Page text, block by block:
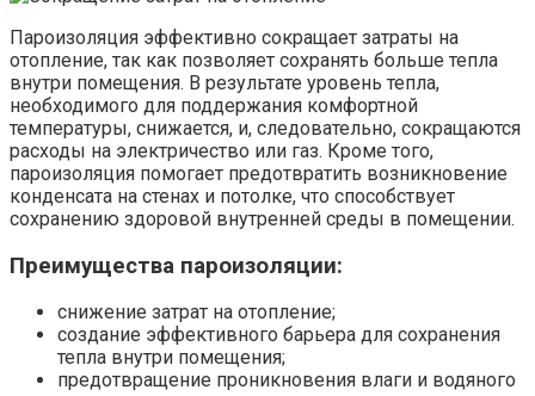
Пароизоляция эффективно сокращает затраты на
отопление, так как позволяет сохранять больше тепла
внутри помещения. В результате уровень тепла,
необходимого для поддержания комфортной
температуры, снижается, и, следовательно, сокращаются
расходы на электричество или газ. Кроме того,
пароизоляция помогает предотвратить возникновение
конденсата на стенах и потолке, что способствует
сохранению здоровой внутренней среды в помещении.
Преимущества пароизоляции:
снижение затрат на отопление;
создание эффективного барьера для сохранения
тепла внутри помещения;
предотвращение проникновения влаги и водяного